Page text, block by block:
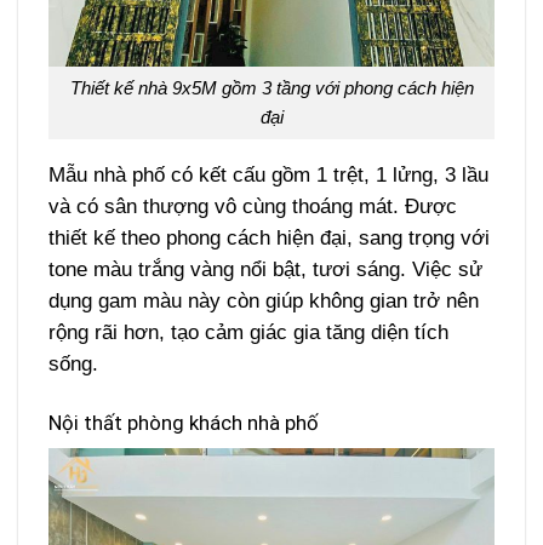
Thiết kế nhà 9x5M gồm 3 tầng với phong cách hiện
đại
Mẫu nhà phố có kết cấu gồm 1 trệt, 1 lửng, 3 lầu
và có sân thượng vô cùng thoáng mát. Được
thiết kế theo phong cách hiện đại, sang trọng với
tone màu trắng vàng nổi bật, tươi sáng. Việc sử
dụng gam màu này còn giúp không gian trở nên
rộng rãi hơn, tạo cảm giác gia tăng diện tích
sống.
Nội thất phòng khách nhà phố